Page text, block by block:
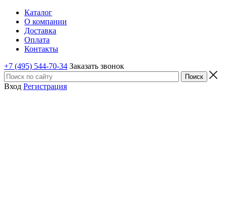
Каталог
О компании
Доставка
Оплата
Контакты
+7 (495) 544-70-34 Заказать звонок
Вход Регистрация